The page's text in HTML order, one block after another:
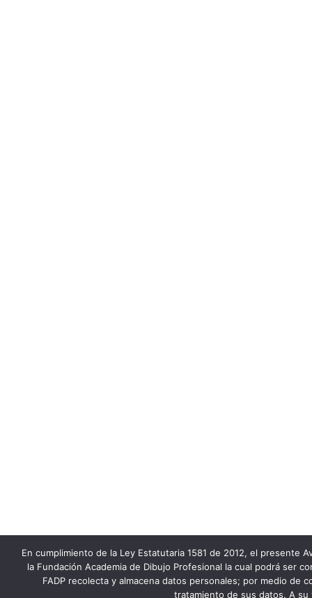
En cumplimiento de la Ley Estatutaria 1581 de 2012, el presente
la Fundación Academia de Dibujo Profesional la cual podrá ser
FADP recolecta y almacena datos personales; por medio
tratamiento de sus datos. A su